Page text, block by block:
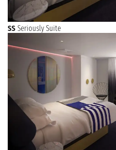
SS Seriously Suite